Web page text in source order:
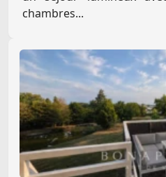
chambres...